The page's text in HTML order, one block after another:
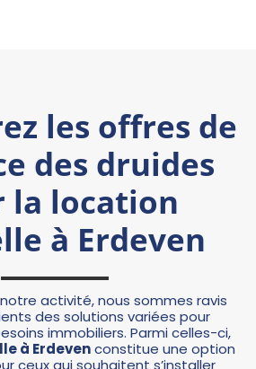
les offres de
des druides
la location
à Erdeven
activité, nous sommes ravis
des solutions variées pour
immobiliers. Parmi celles-ci,
à Erdevenconstitue une option
ceux qui souhaitent s’installer